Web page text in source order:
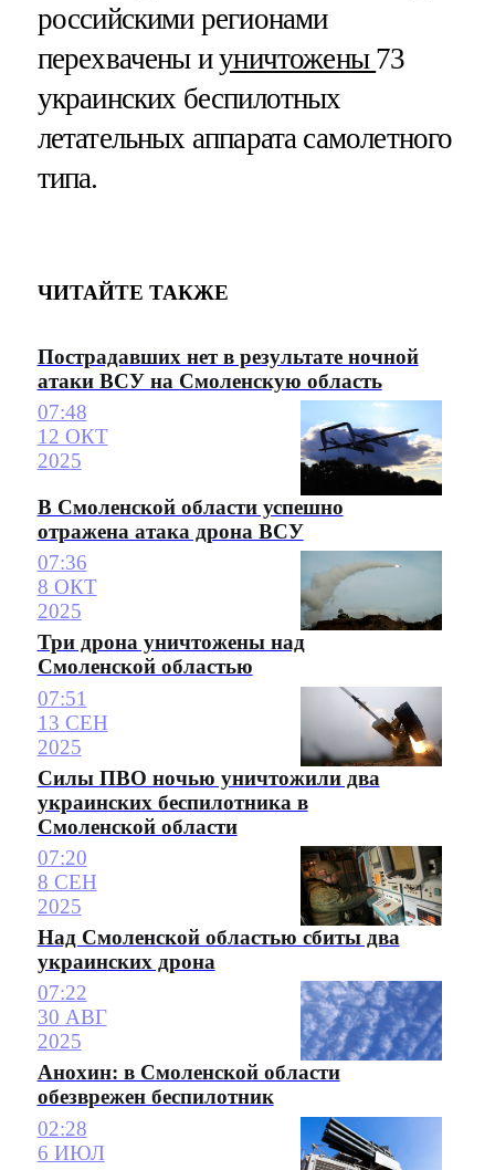
российскими регионами
перехвачены иуничтожены 73
украинских беспилотных
летательных аппарата самолетного
типа.
ЧИТАЙТЕ ТАКЖЕ
Пострадавших нет в результате ночной
атаки ВСУ на Смоленскую область
07:48
12 ОКТ
2025
В Смоленской области успешно
отражена атака дрона ВСУ
07:36
8 ОКТ
2025
Три дрона уничтожены над
Смоленской областью
07:51
13 СЕН
2025
Силы ПВО ночью уничтожили два
украинских беспилотника в
Смоленской области
07:20
8 СЕН
2025
Над Смоленской областью сбиты два
украинских дрона
07:22
30 АВГ
2025
Анохин: в Смоленской области
обезврежен беспилотник
02:28
6 ИЮЛ